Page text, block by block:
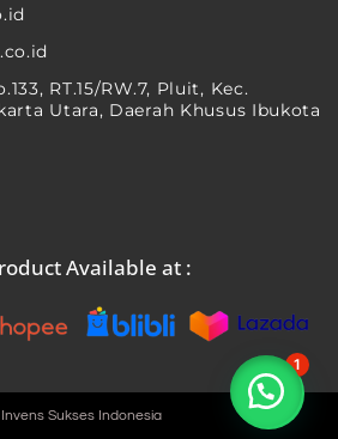
RT.15/RW.7, Pluit, Kec.
Utara, Daerah Khusus Ibukota
Available at :
Invens Sukses Indonesia
1